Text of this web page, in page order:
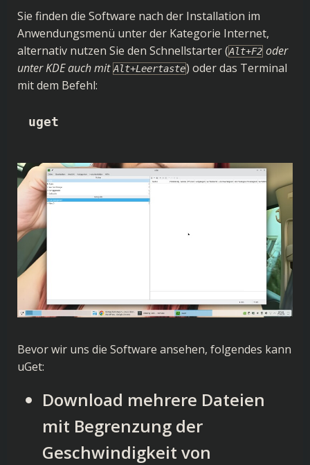
Sie finden die Software nach der Installation im
Anwendungsmenü unter der Kategorie Internet,
alternativ nutzen Sie den Schnellstarter (Alt+F2 oder
unter KDE auch mit Alt+Leertaste) oder das Terminal
mit dem Befehl:
uget
Bevor wir uns die Software ansehen, folgendes kann
uGet:
Download mehrere Dateien
mit Begrenzung der
Geschwindigkeit von